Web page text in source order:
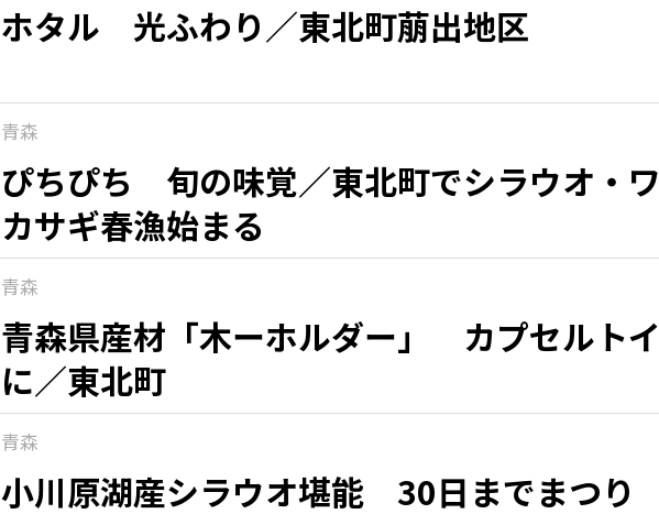
ホタル 光ふわり／東北町萠出地区
青森
ぴちぴち 旬の味覚／東北町でシラウオ・ワ
カサギ春漁始まる
青森
青森県産材「木ーホルダー」 カプセルトイ
に／東北町
青森
小川原湖産シラウオ堪能 30日までまつり